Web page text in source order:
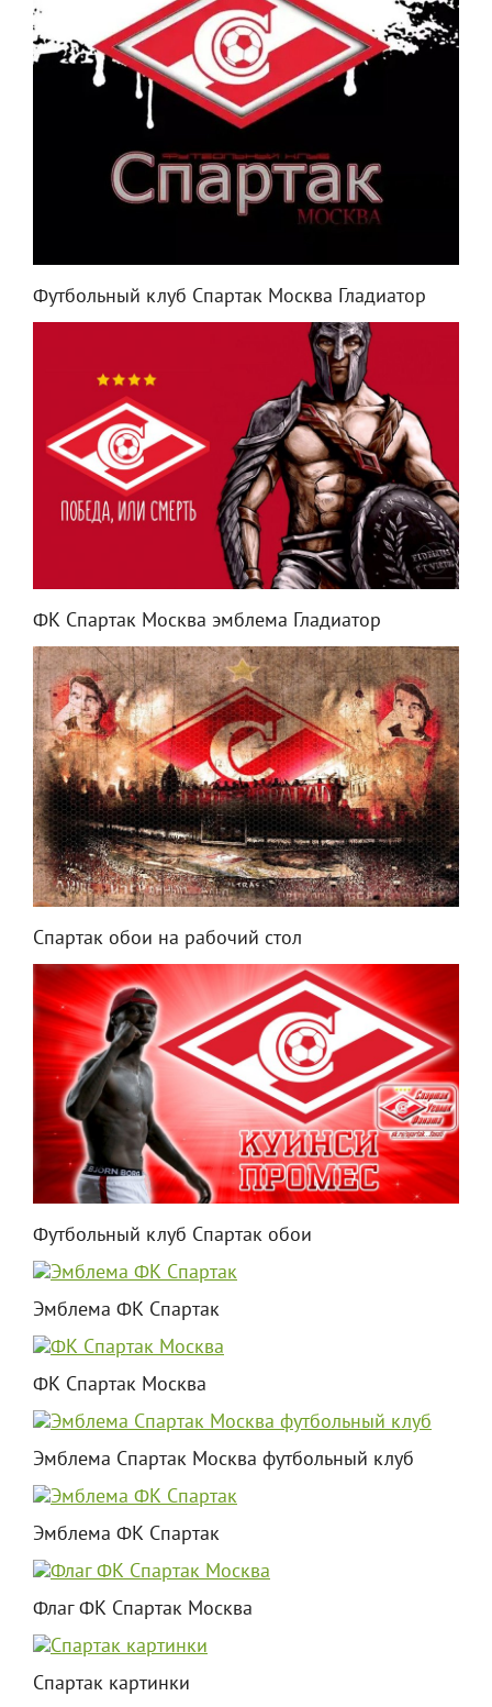
Футбольный клуб Спартак Москва Гладиатор
ФК Спартак Москва эмблема Гладиатор
Спартак обои на рабочий стол
Футбольный клуб Спартак обои
Эмблема ФК Спартак
ФК Спартак Москва
Эмблема Спартак Москва футбольный клуб
Эмблема ФК Спартак
Флаг ФК Спартак Москва
Спартак картинки